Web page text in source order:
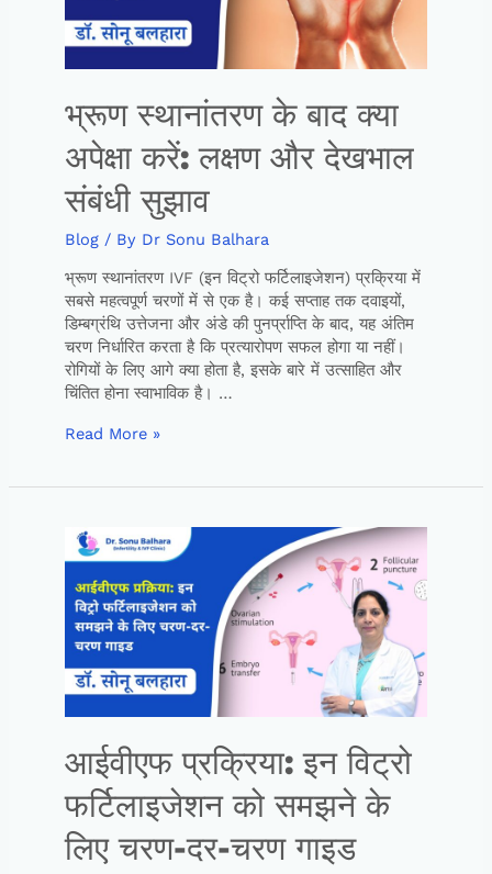
भ्रूण स्थानांतरण के बाद क्या
अपेक्षा करें: लक्षण और देखभाल
संबंधी सुझाव
Blog/ By Dr Sonu Balhara
भ्रूण स्थानांतरण IVF (इन विट्रो फर्टिलाइजेशन) प्रक्रिया में
सबसे महत्वपूर्ण चरणों में से एक है। कई सप्ताह तक दवाइयों,
डिम्बग्रंथि उत्तेजना और अंडे की पुनर्प्राप्ति के बाद, यह अंतिम
चरण निर्धारित करता है कि प्रत्यारोपण सफल होगा या नहीं।
रोगियों के लिए आगे क्या होता है, इसके बारे में उत्साहित और
चिंतित होना स्वाभाविक है। …
Read More »
आईवीएफ प्रक्रिया: इन विट्रो
फर्टिलाइजेशन को समझने के
लिए चरण-दर-चरण गाइड